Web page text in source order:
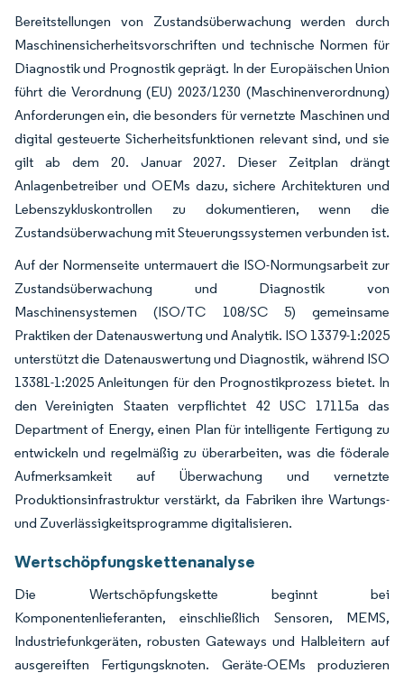
Bereitstellungen von Zustandsüberwachung werden durch
Maschinensicherheitsvorschriften und technische Normen für
Diagnostik und Prognostik geprägt. In der Europäischen Union
führt die Verordnung (EU) 2023/1230 (Maschinenverordnung)
Anforderungen ein, die besonders für vernetzte Maschinen und
digital gesteuerte Sicherheitsfunktionen relevant sind, und sie
gilt ab dem 20. Januar 2027. Dieser Zeitplan drängt
Anlagenbetreiber und OEMs dazu, sichere Architekturen und
Lebenszykluskontrollen zu dokumentieren, wenn die
Zustandsüberwachung mit Steuerungssystemen verbunden ist.
Auf der Normenseite untermauert die ISO-Normungsarbeit zur
Zustandsüberwachung und Diagnostik von
Maschinensystemen (ISO/TC 108/SC 5) gemeinsame
Praktiken der Datenauswertung und Analytik. ISO 13379-1:2025
unterstützt die Datenauswertung und Diagnostik, während ISO
13381-1:2025 Anleitungen für den Prognostikprozess bietet. In
den Vereinigten Staaten verpflichtet 42 USC 17115a das
Department of Energy, einen Plan für intelligente Fertigung zu
entwickeln und regelmäßig zu überarbeiten, was die föderale
Aufmerksamkeit auf Überwachung und vernetzte
Produktionsinfrastruktur verstärkt, da Fabriken ihre Wartungs-
und Zuverlässigkeitsprogramme digitalisieren.
Wertschöpfungskettenanalyse
Die Wertschöpfungskette beginnt bei
Komponentenlieferanten, einschließlich Sensoren, MEMS,
Industriefunkgeräten, robusten Gateways und Halbleitern auf
ausgereiften Fertigungsknoten. Geräte-OEMs produzieren